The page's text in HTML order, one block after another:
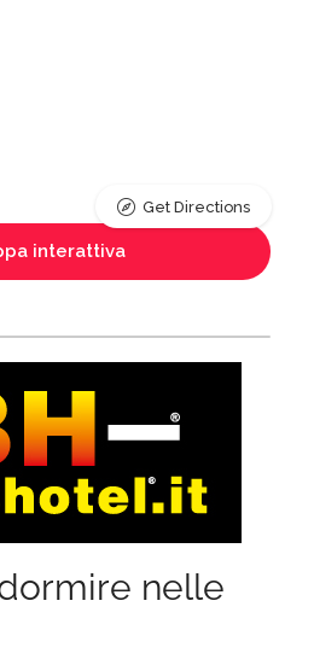
interattiva
Get Directions
nelle